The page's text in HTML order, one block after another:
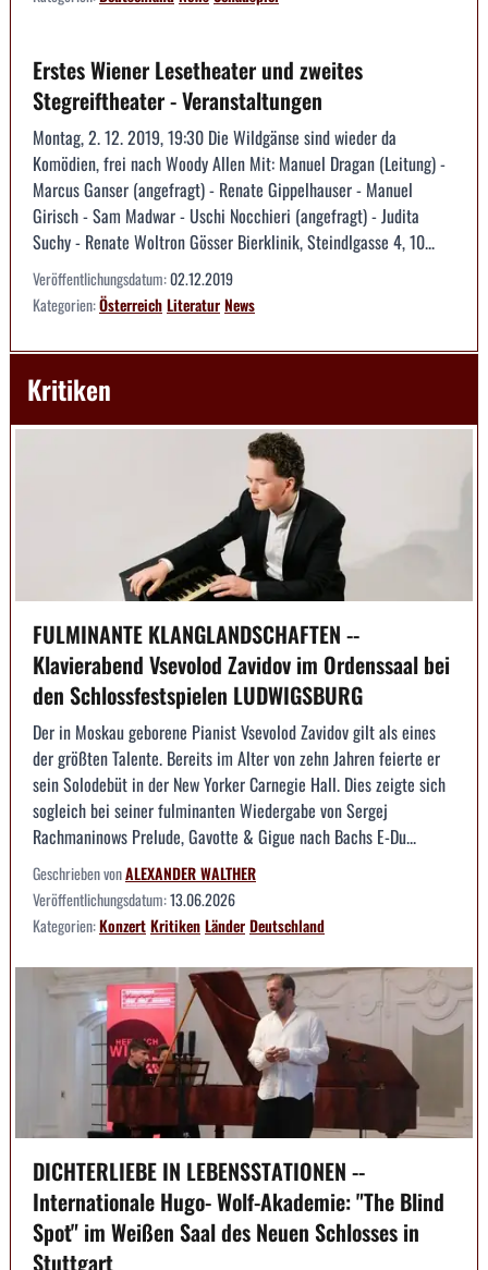
Erstes Wiener Lesetheater und zweites
Stegreiftheater - Veranstaltungen
Montag, 2. 12. 2019, 19:30 Die Wildgänse sind wieder da
Komödien, frei nach Woody Allen Mit: Manuel Dragan (Leitung) -
Marcus Ganser (angefragt) - Renate Gippelhauser - Manuel
Girisch - Sam Madwar - Uschi Nocchieri (angefragt) - Judita
Suchy - Renate Woltron Gösser Bierklinik, Steindlgasse 4, 10...
Veröffentlichungsdatum:02.12.2019
Kategorien:ÖsterreichLiteraturNews
Kritiken
FULMINANTE KLANGLANDSCHAFTEN --
Klavierabend Vsevolod Zavidov im Ordenssaal bei
den Schlossfestspielen LUDWIGSBURG
Der in Moskau geborene Pianist Vsevolod Zavidov gilt als eines
der größten Talente. Bereits im Alter von zehn Jahren feierte er
sein Solodebüt in der New Yorker Carnegie Hall. Dies zeigte sich
sogleich bei seiner fulminanten Wiedergabe von Sergej
Rachmaninows Prelude, Gavotte & Gigue nach Bachs E-Du...
Geschrieben vonALEXANDER WALTHER
Veröffentlichungsdatum:13.06.2026
Kategorien:KonzertKritikenLänderDeutschland
DICHTERLIEBE IN LEBENSSTATIONEN --
Internationale Hugo- Wolf-Akademie: "The Blind
Spot" im Weißen Saal des Neuen Schlosses in
Stuttgart